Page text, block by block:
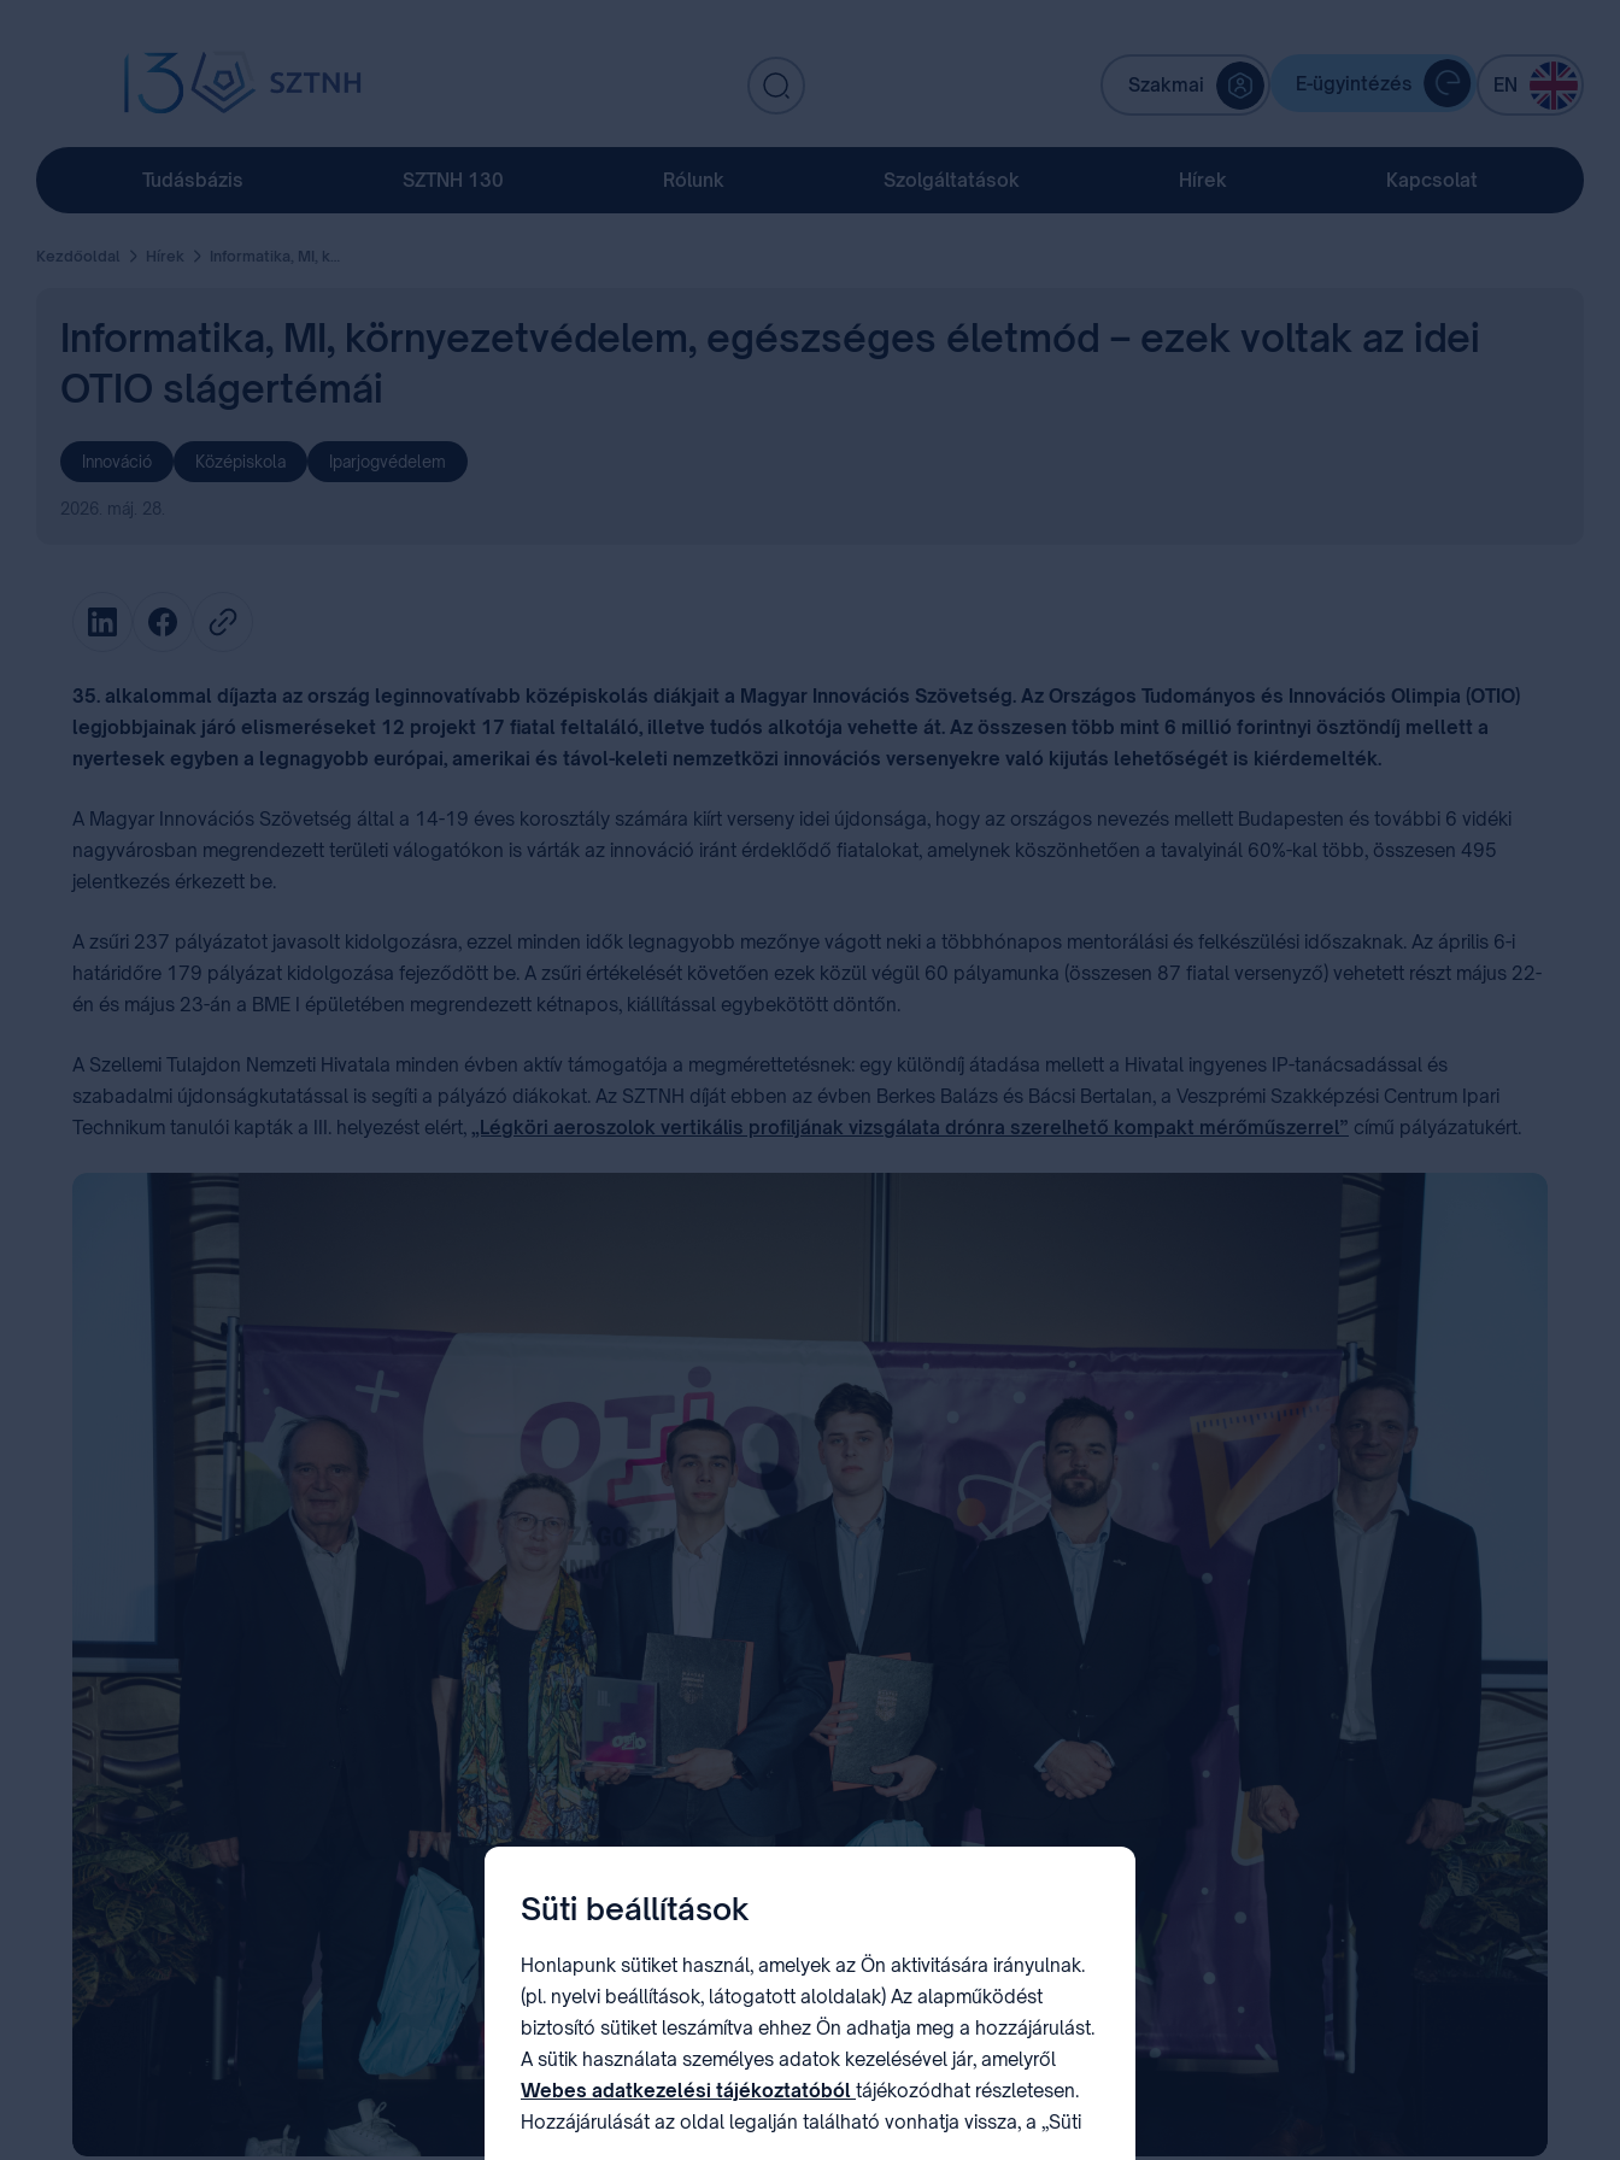
Szakmai E-ügyintézés EN
Tudásbázis SZTNH 130 Rólunk Szolgáltatások Hírek Kapcsolat
Kezdőoldal Hírek Informatika, MI, környezetvédelem, egészséges életmód – ezek voltak az idei OTIO slágertémái
Informatika, MI, környezetvédelem, egészséges életmód – ezek voltak az idei
OTIO slágertémái
Innováció Középiskola Iparjogvédelem
2026. máj. 28.
35. alkalommal díjazta az ország leginnovatívabb középiskolás diákjait a Magyar Innovációs Szövetség. Az Országos Tudományos és Innovációs Olimpia (OTIO)
legjobbjainak járó elismeréseket 12 projekt 17 fiatal feltaláló, illetve tudós alkotója vehette át. Az összesen több mint 6 millió forintnyi ösztöndíj mellett a
nyertesek egyben a legnagyobb európai, amerikai és távol-keleti nemzetközi innovációs versenyekre való kijutás lehetőségét is kiérdemelték.
A Magyar Innovációs Szövetség által a 14-19 éves korosztály számára kiírt verseny idei újdonsága, hogy az országos nevezés mellett Budapesten és további 6 vidéki
nagyvárosban megrendezett területi válogatókon is várták az innováció iránt érdeklődő fiatalokat, amelynek köszönhetően a tavalyinál 60%-kal több, összesen 495
jelentkezés érkezett be. ⁣
A zsűri 237 pályázatot javasolt kidolgozásra, ezzel minden idők legnagyobb mezőnye vágott neki a többhónapos mentorálási és felkészülési időszaknak. Az április 6-i
határidőre 179 pályázat kidolgozása fejeződött be. A zsűri értékelését követően ezek közül végül 60 pályamunka (összesen 87 fiatal versenyző) vehetett részt május 22-
én és május 23-án a BME I épületében megrendezett kétnapos, kiállítással egybekötött döntőn. ⁣
A Szellemi Tulajdon Nemzeti Hivatala minden évben aktív támogatója a megmérettetésnek: egy különdíj átadása mellett a Hivatal ingyenes IP-tanácsadással és
szabadalmi újdonságkutatással is segíti a pályázó diákokat. Az SZTNH díját ebben az évben Berkes Balázs és Bácsi Bertalan, a Veszprémi Szakképzési Centrum Ipari
Technikum tanulói kapták a III. helyezést elért, „Légköri aeroszolok vertikális profiljának vizsgálata drónra szerelhető kompakt mérőműszerrel” című pályázatukért.
Süti beállítások
Honlapunk sütiket használ, amelyek az Ön aktivitására irányulnak.
(pl. nyelvi beállítások, látogatott aloldalak) Az alapműködést
biztosító sütiket leszámítva ehhez Ön adhatja meg a hozzájárulást.
A sütik használata személyes adatok kezelésével jár, amelyről
Webes adatkezelési tájékoztatóból tájékozódhat részletesen.
Hozzájárulását az oldal legalján található vonhatja vissza, a „Süti